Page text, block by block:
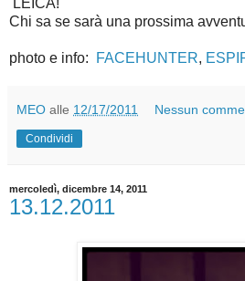
LEICA!
Chi sa se sarà una prossima
photo e info: FACEHUNTER,
MEO alle 12/17/2011 Nessun
Condividi
mercoledì, dicembre 14, 2011
13.12.2011